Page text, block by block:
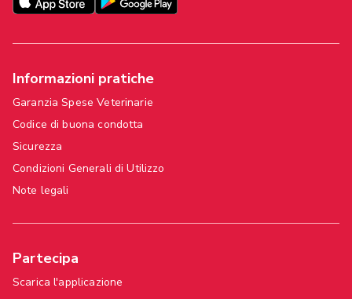
Informazioni pratiche
Garanzia Spese Veterinarie
Codice di buona condotta
Sicurezza
Condizioni Generali di Utilizzo
Note legali
Partecipa
Scarica l'applicazione